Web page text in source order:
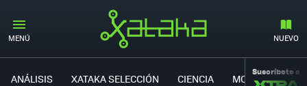
MENÚ NUEVO
ANÁLISIS XATAKA SELECCIÓN CIENCIA MOVILIDAD
Suscríbete a